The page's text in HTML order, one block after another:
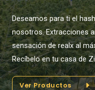
Deseamos para ti el
nosotros. Extracciones
sensación de realx al
Recíbelo en tu casa de
Ver Productos